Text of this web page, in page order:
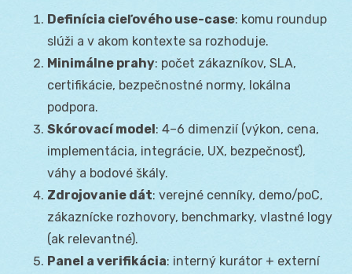
Definícia cieľového use-case: komu roundup
slúži a v akom kontexte sa rozhoduje.
Minimálne prahy: počet zákazníkov, SLA,
certifikácie, bezpečnostné normy, lokálna
podpora.
Skórovací model: 4–6 dimenzií (výkon, cena,
implementácia, integrácie, UX, bezpečnosť),
váhy a bodové škály.
Zdrojovanie dát: verejné cenníky, demo/poC,
zákaznícke rozhovory, benchmarky, vlastné logy
(ak relevantné).
Panel a verifikácia: interný kurátor + externí